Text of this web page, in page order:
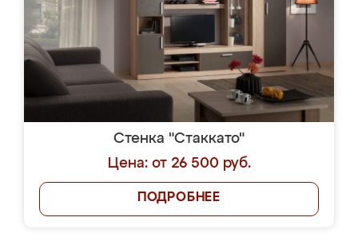
Стенка "Стаккато"
Цена: от 26 500 руб.
ПОДРОБНЕЕ